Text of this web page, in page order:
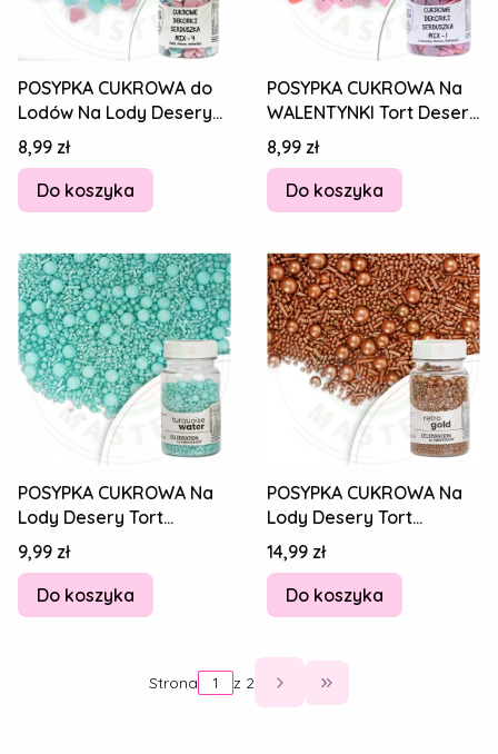
POSYPKA CUKROWA do
Lodów Na Lody Desery
Tort SERDUSZKA MIX 30g
Cena
8,99 zł
Do koszyka
POSYPKA CUKROWA Na
WALENTYNKI Tort Desery
Tort SERDUSZKA MIX 30g
Cena
8,99 zł
Do koszyka
POSYPKA CUKROWA Na
Lody Desery Tort
Celebration set -
Turquoise water 70g
Cena
9,99 zł
Do koszyka
POSYPKA CUKROWA Na
Lody Desery Tort
Celebration set - Retro
Gold Złoty 70g
Cena
14,99 zł
Do koszyka
Strona z 2 Przejdź do